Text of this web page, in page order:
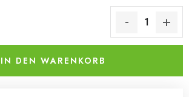
IN DEN WARENKORB